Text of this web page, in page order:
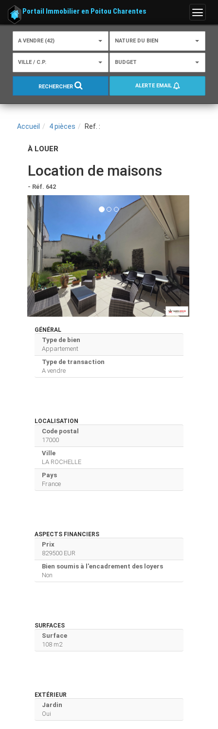
Menu
Portail Immobilier en Poitou Charentes
A VENDRE (42) NATURE DU BIEN
VILLE / C.P. BUDGET
RECHERCHER ALERTE EMAIL
Accueil 4 pièces Ref. :
À LOUER
Location de maisons
- Réf. 642
GÉNÉRAL
Type de bien
Appartement
Type de transaction
A vendre
LOCALISATION
Code postal
17000
Ville
LA ROCHELLE
Pays
France
ASPECTS FINANCIERS
Prix
829500 EUR
Bien soumis à l'encadrement des loyers
Non
SURFACES
Surface
108 m2
EXTÉRIEUR
Jardin
Oui